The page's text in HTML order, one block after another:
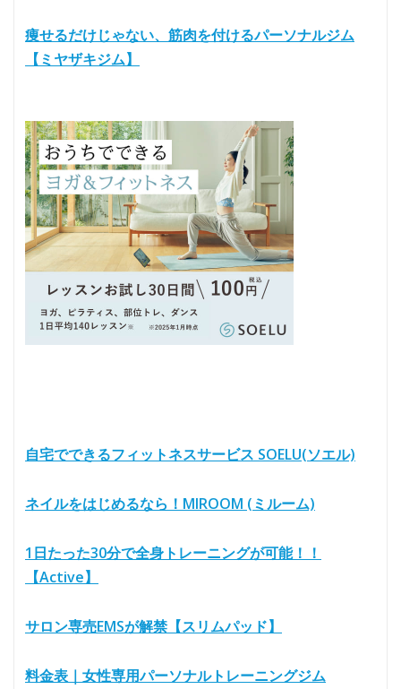
痩せるだけじゃない、筋肉を付けるパーソナルジム
【ミヤザキジム】
自宅でできるフィットネスサービス SOELU(ソエル)
ネイルをはじめるなら！MIROOM (ミルーム)
1日たった30分で全身トレーニングが可能！！
【Active】
サロン専売EMSが解禁【スリムパッド】
料金表｜女性専用パーソナルトレーニングジム